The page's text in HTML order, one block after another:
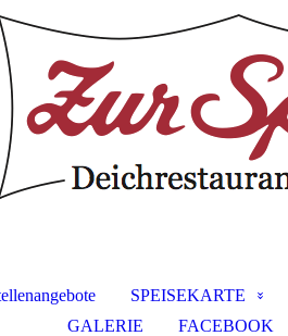
SPEISEKARTE
GALERIE
FACEBOOK